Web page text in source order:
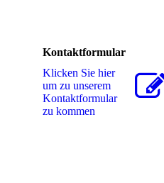
Kontaktformular
Klicken Sie hier
um zu unserem
Kon­takt­for­mu­lar
zu kommen